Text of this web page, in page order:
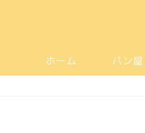
ホーム パン屋